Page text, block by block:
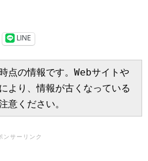
LINE
点の情報です。Webサイトや
より、情報が古くなっている
意ください。
ンサーリンク